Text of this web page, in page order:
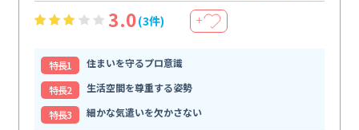
3.0(3件) ＋
特⻑1
住まいを守るプロ意識
特⻑2
生活空間を尊重する姿勢
特⻑3
細かな気遣いを欠かさない